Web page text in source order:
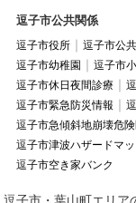
逗子市公共関係
逗子市役所 逗子市公
逗子市幼稚園
逗子市
逗子市休日夜間診療
逗子市緊急防災情報
逗子市急傾斜地崩壊危
逗子市津波ハザードマ
逗子市空き家バンク